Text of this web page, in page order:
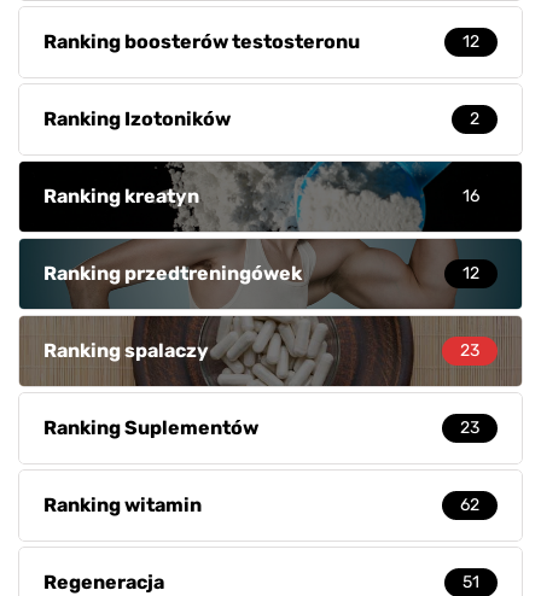
Ranking boosterów testosteronu 12
Ranking Izotoników 2
Ranking kreatyn 16
Ranking przedtreningówek 12
Ranking spalaczy 23
Ranking Suplementów 23
Ranking witamin 62
Regeneracja 51